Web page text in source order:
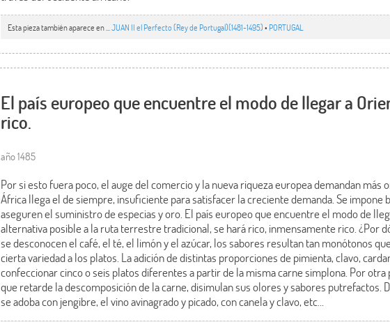
Esta pieza también aparece en ...JUAN II el Perfecto (Rey de Portugal)(1481-1495)• PORTUGAL
El país europeo que encuentre el modo de llegar a
rico.
año 1485
Por si esto fuera poco, el auge del comercio y la nueva riqueza europea demandan más
África llega el de siempre, insuficiente para satisfacer la creciente demanda. Se impone
aseguren el suministro de especias y oro. El país europeo que encuentre el modo de
alternativa posible a la ruta terrestre tradicional, se hará rico, inmensamente rico. ¿Por
se desconocen el café, el té, el limón y el azúcar, los sabores resultan tan monótonos
cierta variedad a los platos. La adición de distintas proporciones de pimienta, clavo,
confeccionar cinco o seis platos diferentes a partir de la misma carne simplona. Por
que retarde la descomposición de la carne, disimulan sus olores y sabores putrefactos.
se adoba con jengibre, el vino avinagrado y picado, con canela y clavo, etc…